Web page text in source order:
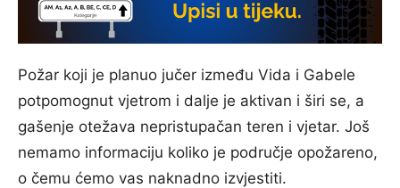
Požar koji je planuo jučer između Vida i Gabele
potpomognut vjetrom i dalje je aktivan i širi se, a
gašenje otežava nepristupačan teren i vjetar. Još
nemamo informaciju koliko je područje opožareno,
o čemu ćemo vas naknadno izvjestiti.